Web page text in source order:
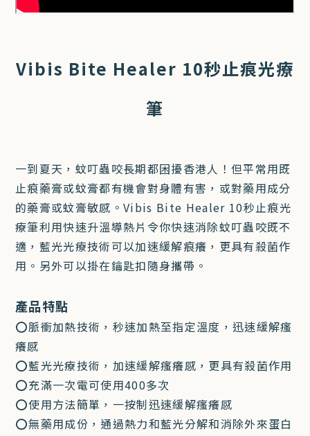
Vibis Bite Healer 10秒止痕光療
筆
一到夏天，蚊叮蟲咬長期都困擾香港人！但平常用既
止痕藥膏或蚊膏都有機會對身體有害，或對藥用成分
的藥膏或蚊膏敏感。Vibis Bite Healer 10秒止痕光
療筆利用快速升溫導熱片令你快速消除蚊叮蟲咬既不
適，藍光光療技術可以加速緩解痕癢，更具有殺菌作
用。另外可以掛在鑰匙扣隨身攜帶。
產品特點
⭕脈衝加熱技術，秒速加熱至指定溫度，迅速緩解瘙
癢感
⭕藍光光療技術，加速緩解瘙癢感，更具有殺菌作用
⭕充滿一次電可使用400多次
⭕使用方法簡單，一按制迅速緩解瘙癢感
⭕無藥用成份，通過熱力和藍光分解和消除外來蛋白